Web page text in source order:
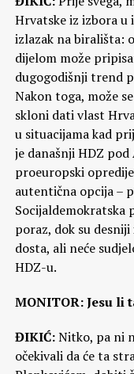
Hrvatske iz izbora u
izlazak na birališta:
dijelom može
dugogodišnji trend
Nakon toga, može
skloni dati vlast
u situacijama kad
je današnji HDZ
proeuropski
autentična opcija –
Socijaldemokratska
poraz, dok su
dosta, ali neće
HDZ-u.
MONITOR: Jesu li
ĐIKIĆ:Nitko, pa ni
očekivali da će ta